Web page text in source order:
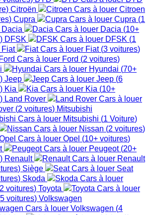
) Citroën
Citroen
) Cupra Cupra (1
Dacia Dacia (10+
) DFSK DFSK (1
Fiat Fiat (3 voitures)
Ford (2 voitures)
Hyundai (70+
) Jeep Jeep (6
) Kia Kia (10+
) Land Rover
(2 voitures) Mitsubishi
Mitsubishi (1 Voiture)
Nissan (2 voitures)
Opel (10+ voitures)
Peugeot (20+
) Renault
Renault
) Siège
Seat
) Skoda
2 voitures) Toyota
5 voitures) Volkswagen
Volkswagen (4